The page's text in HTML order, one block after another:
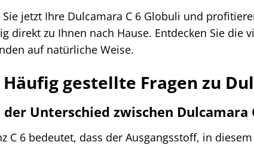
Sie jetzt Ihre Dulcamara C 6 Globuli und
direkt zu Ihnen nach Hause. Entdecken Sie
auf natürliche Weise.
Häufig gestellte Fragen zu
der Unterschied zwischen Dulcamara
C 6 bedeutet, dass der Ausgangsstoff, in